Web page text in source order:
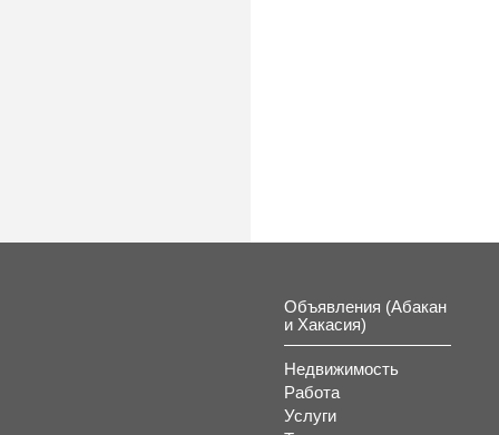
Объявления (Абакан
и Хакасия)
Недвижимость
Работа
Услуги